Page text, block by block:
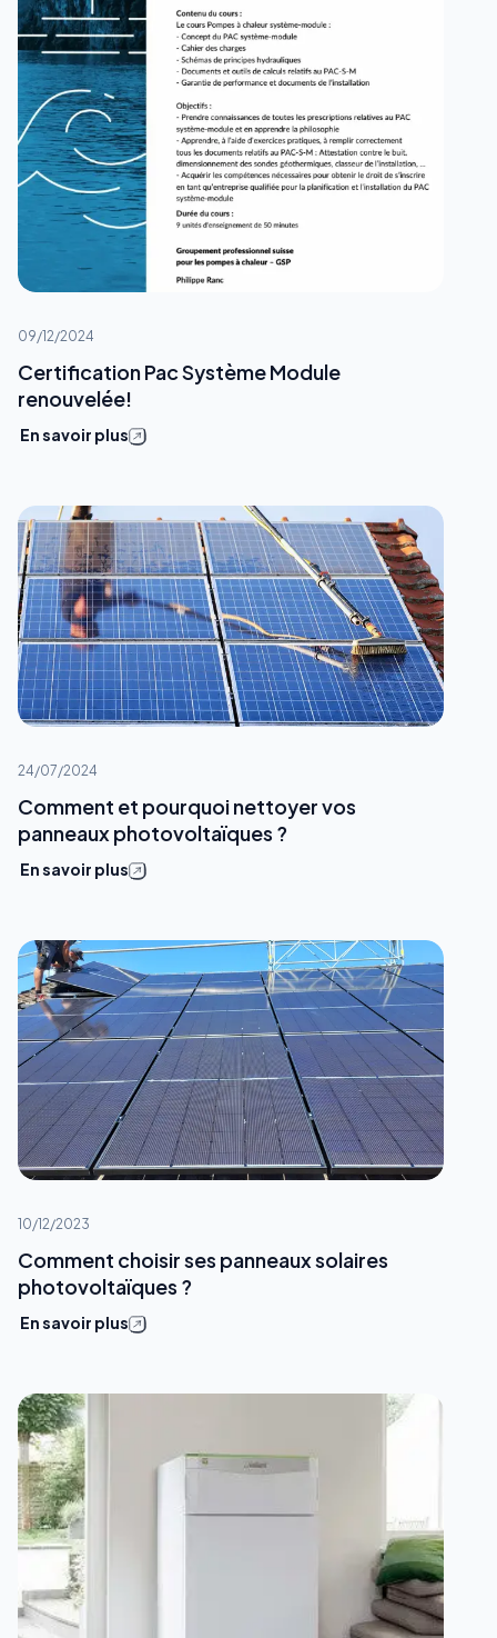
09/12/2024
Certification Pac Système Module
renouvelée!
En savoir plus
24/07/2024
Comment et pourquoi nettoyer vos
panneaux photovoltaïques ?
En savoir plus
10/12/2023
Comment choisir ses panneaux solaires
photovoltaïques ?
En savoir plus